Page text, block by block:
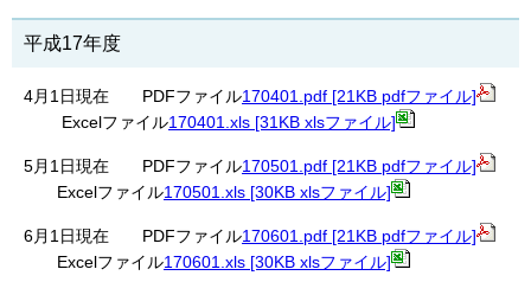
平成17年度
4月1日現在 PDFファイル170401.pdf [21KB pdfファイル]
Excelファイル170401.xls [31KB xlsファイル]
5月1日現在 PDFファイル170501.pdf [21KB pdfファイル]
Excelファイル170501.xls [30KB xlsファイル]
6月1日現在 PDFファイル170601.pdf [21KB pdfファイル]
Excelファイル170601.xls [30KB xlsファイル]